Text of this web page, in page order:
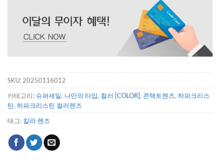
SKU: 20250116012
카테고리: 슈퍼세일, 나만의 타입, 컬러 [COLOR], 콘택트렌즈, 하파크리스
틴, 하파크리스틴 컬러렌즈
태그: 칼라 렌즈